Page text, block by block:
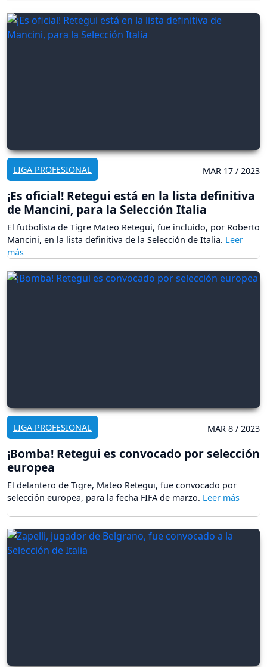
LIGA PROFESIONAL MAR 17 / 2023
¡Es oficial! Retegui está en la lista definitiva
de Mancini, para la Selección Italia
El futbolista de Tigre Mateo Retegui, fue incluido, por Roberto
Mancini, en la lista definitiva de la Selección de Italia.
LIGA PROFESIONAL MAR 8 / 2023
¡Bomba! Retegui es convocado por selección
europea
El delantero de Tigre, Mateo Retegui, fue convocado por
selección europea, para la fecha FIFA de marzo.